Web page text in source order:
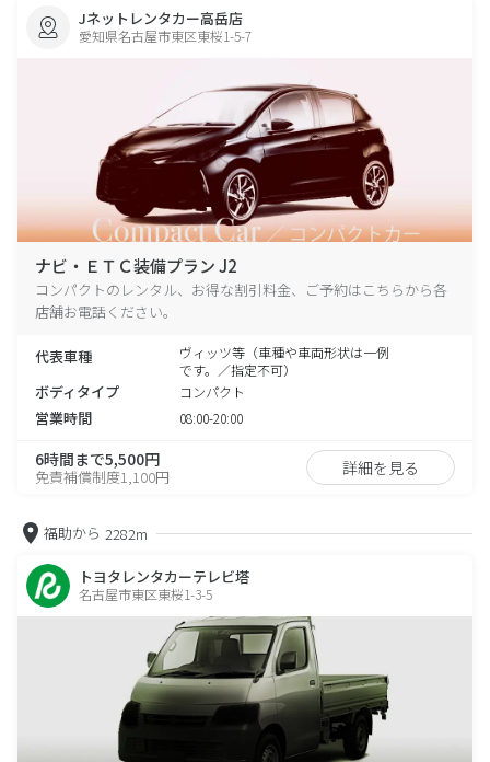
Jネットレンタカー高岳店
愛知県名古屋市東区東桜1-5-7
ナビ・ＥＴＣ装備プラン J2
コンパクトのレンタル、お得な割引料金、ご予約はこちらから各
店舗お電話ください。
代表車種
ヴィッツ等（車種や車両形状は一例
です。／指定不可）
ボディタイプ コンパクト
営業時間 08:00-20:00
6時間まで5,500円
免責補償制度1,100円 詳細を見る
福助から 2282m
トヨタレンタカーテレビ塔
名古屋市東区東桜1-3-5